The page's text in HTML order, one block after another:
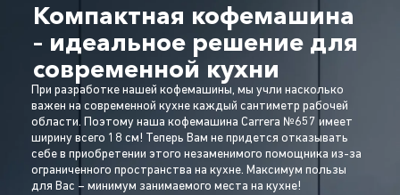
Компактная кофемашина
– идеальное решение для
современной кухни
При разработке нашей кофемашины, мы учли насколько
важен на современной кухне каждый сантиметр рабочей
области. Поэтому наша кофемашина Carrera №657 имеет
ширину всего 18 см! Теперь Вам не придется отказывать
себе в приобретении этого незаменимого помощника из-за
ограниченного пространства на кухне. Максимум пользы
для Вас – минимум занимаемого места на кухне!